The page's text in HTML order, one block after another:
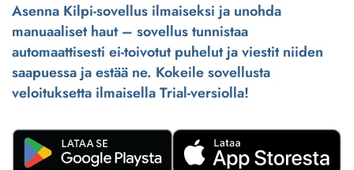
Asenna Kilpi-sovellus ilmaiseksi ja unohda
manuaaliset haut – sovellus tunnistaa
automaattisesti ei-toivotut puhelut ja viestit niiden
saapuessa ja estää ne. Kokeile sovellusta
veloituksetta ilmaisella Trial-versiolla!